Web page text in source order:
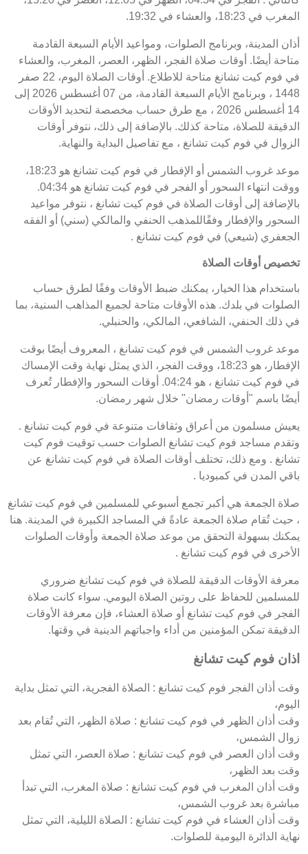
المغرب في 18:23، والعشاء في 19:32.
أذان المدينة، وبرنامج الصلوات، ومواعيد الأيام السبعة القادمة
متاحة أيضًا. أوقات صلاة الفجر، الظهر، العصر، المغرب، والعشاء
في فوم كيت تشانغ متاحة للاطلاع. أوقات الصلاة اليوم، 22 صفر
1448 ، وبرنامج الأيام السبعة القادمة، من 07 أغسطس 2026 إلى
14 أغسطس 2026 ، مع طرق حساب مخصصة لتحديد الأوقات
الدقيقة للصلاة، متاحة كذلك. بالإضافة إلى ذلك، نتوفر أوقات
الزوال في فوم كيت تشانغ ، مع تفاصيل البداية والنهاية.
موعد غروب الشمس أو الإفطار في فوم كيت تشانغ هو 18:23،
ووقت انتهاء السحور أو الفجر في فوم كيت تشانغ هو 04:34.
بالإضافة إلى أوقات الصلاة في فوم كيت تشانغ ، نتوفر مواعيد
السحور والإفطار وفقًاللمذهب الحنفي والمالكي (سني) أو الفقه
الجعفري (شيعي) في فوم كيت تشانغ .
تخصيص أوقات الصلاة
باستخدام هذا الخيار، يمكنك ضبط الأوقات وفقًا لطرق حساب
الصلوات في بلدك. هذه الأوقات متاحة لجميع المذاهب السنية، بما
في ذلك الحنفي، الشافعي، المالكي، والحنبلي.
موعد غروب الشمس في فوم كيت تشانغ ، المعروف أيضًا بوقت
الإفطار، هو 18:23، ووقت الفجر، الذي يمثل نهاية وقت الإمساك
في فوم كيت تشانغ ، هو 04:24. أوقات السحور والإفطار تُعرف
أيضًا باسم "أوقات رمضان" خلال شهر رمضان.
يعيش مسلمون من أعراق وثقافات متنوعة في فوم كيت تشانغ .
وتقدم مساجد فوم كيت تشانغ الصلوات حسب توقيت فوم كيت
تشانغ . ومع ذلك، تختلف أوقات الصلاة في فوم كيت تشانغ عن
باقي المدن في كمبوديا .
صلاة الجمعة هي أكبر تجمع أسبوعي للمسلمين في فوم كيت تشانغ
، حيث تُقام صلاة الجمعة عادةً في المساجد الكبيرة في المدينة. هنا
يمكنك بسهولة التحقق من موعد صلاة الجمعة وأوقات الصلوات
الأخرى في فوم كيت تشانغ .
معرفة الأوقات الدقيقة للصلاة في فوم كيت تشانغ ضروري
للمسلمين للحفاظ على روتين الصلاة اليومي. سواء كانت صلاة
الفجر في فوم كيت تشانغ أو صلاة العشاء، فإن معرفة الأوقات
الدقيقة تمكن المؤمنين من أداء واجباتهم الدينية في وقتها.
اذان فوم كيت تشانغ
وقت أذان الفجر فوم كيت تشانغ : الصلاة الفجرية، التي تمثل بداية
اليوم،
وقت أذان الظهر في فوم كيت تشانغ : صلاة الظهر، التي تُقام بعد
زوال الشمس،
وقت أذان العصر في فوم كيت تشانغ : صلاة العصر، التي تمثل
وقت بعد الظهر،
وقت أذان المغرب في فوم كيت تشانغ : صلاة المغرب، التي تبدأ
مباشرة بعد غروب الشمس،
وقت أذان العشاء في فوم كيت تشانغ : الصلاة الليلية، التي تمثل
نهاية الدائرة اليومية للصلوات.